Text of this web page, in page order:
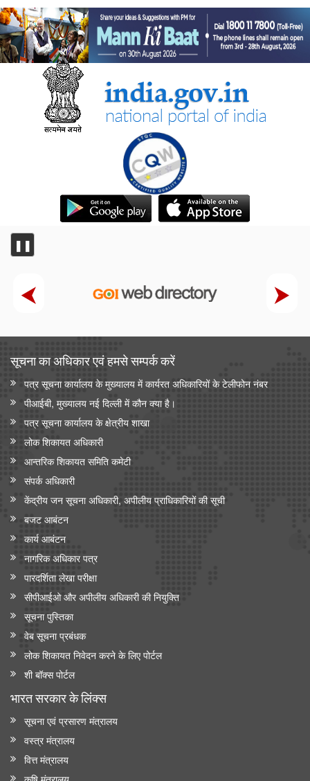
❚❚
सूचना का अधिकार एवं हमसे सम्‍पर्क करें
पत्र सूचना कार्यालय के मुख्यालय में कार्यरत अधिकारियों के टेलीफोन नंबर
पीआईबी, मुख्यालय नई दिल्ली में कौन क्या है।
पत्र सूचना कार्यालय के क्षेत्रीय शाखा
लोक शिकायत अधिकारी
आन्‍तरिक शिकायत समिति कमेटी
संपर्क अधिकारी
केंद्रीय जन सूचना अधिकारी, अपीलीय प्राधिकारियों की सूची
बजट आबंटन
कार्य आबंटन
नागरिक अधिकार पत्र
पारदर्शिता लेखा परीक्षा
सीपीआईओ और अपी‍लीय अधिकारी की नियुक्ति
सूचना पुस्तिका
वेब सूचना प्रबंधक
लोक शिकायत निवेदन करने के लिए पोर्टल
शी बॉक्स पोर्टल
भारत सरकार के लिंक्‍स
सूचना एवं प्रसारण मंत्रालय
वस्त्र मंत्रालय
वित्त मंत्रालय